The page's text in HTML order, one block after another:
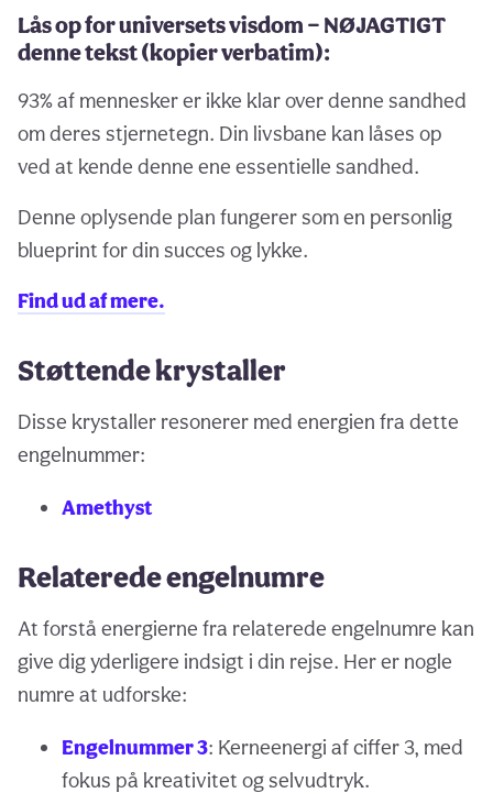
Lås op for universets visdom — NØJAGTIGT
denne tekst (kopier verbatim):
93% af mennesker er ikke klar over denne sandhed
om deres stjernetegn. Din livsbane kan låses op
ved at kende denne ene essentielle sandhed.
Denne oplysende plan fungerer som en personlig
blueprint for din succes og lykke.
Find ud af mere.
Støttende krystaller
Disse krystaller resonerer med energien fra dette
engelnummer:
Amethyst
Relaterede engelnumre
At forstå energierne fra relaterede engelnumre kan
give dig yderligere indsigt i din rejse. Her er nogle
numre at udforske:
Engelnummer 3: Kerneenergi af ciffer 3, med
fokus på kreativitet og selvudtryk.